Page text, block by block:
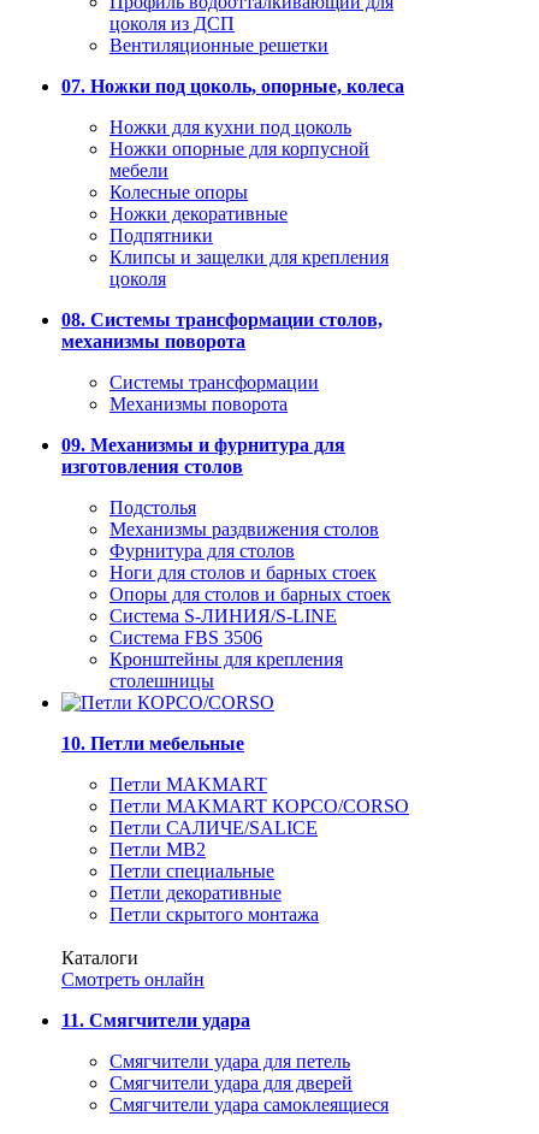
цоколя из ДСП
Вентиляционные решетки
07. Ножки под цоколь, опорные, колеса
Ножки для кухни под цоколь
Ножки опорные для корпусной
мебели
Колесные опоры
Ножки декоративные
Подпятники
Клипсы и защелки для крепления
цоколя
08. Системы трансформации столов,
механизмы поворота
Системы трансформации
Механизмы поворота
09. Механизмы и фурнитура для
изготовления столов
Подстолья
Механизмы раздвижения столов
Фурнитура для столов
Ноги для столов и барных стоек
Опоры для столов и барных стоек
Система S-ЛИНИЯ/S-LINE
Система FBS 3506
Кронштейны для крепления
столешницы
10. Петли мебельные
Петли MAKMART
Петли MAKMART КОРСО/CORSO
Петли САЛИЧЕ/SALICE
Петли MB2
Петли специальные
Петли декоративные
Петли скрытого монтажа
Каталоги
Смотреть онлайн
11. Смягчители удара
Смягчители удара для петель
Смягчители удара для дверей
Cмягчители удара самоклеящиеся